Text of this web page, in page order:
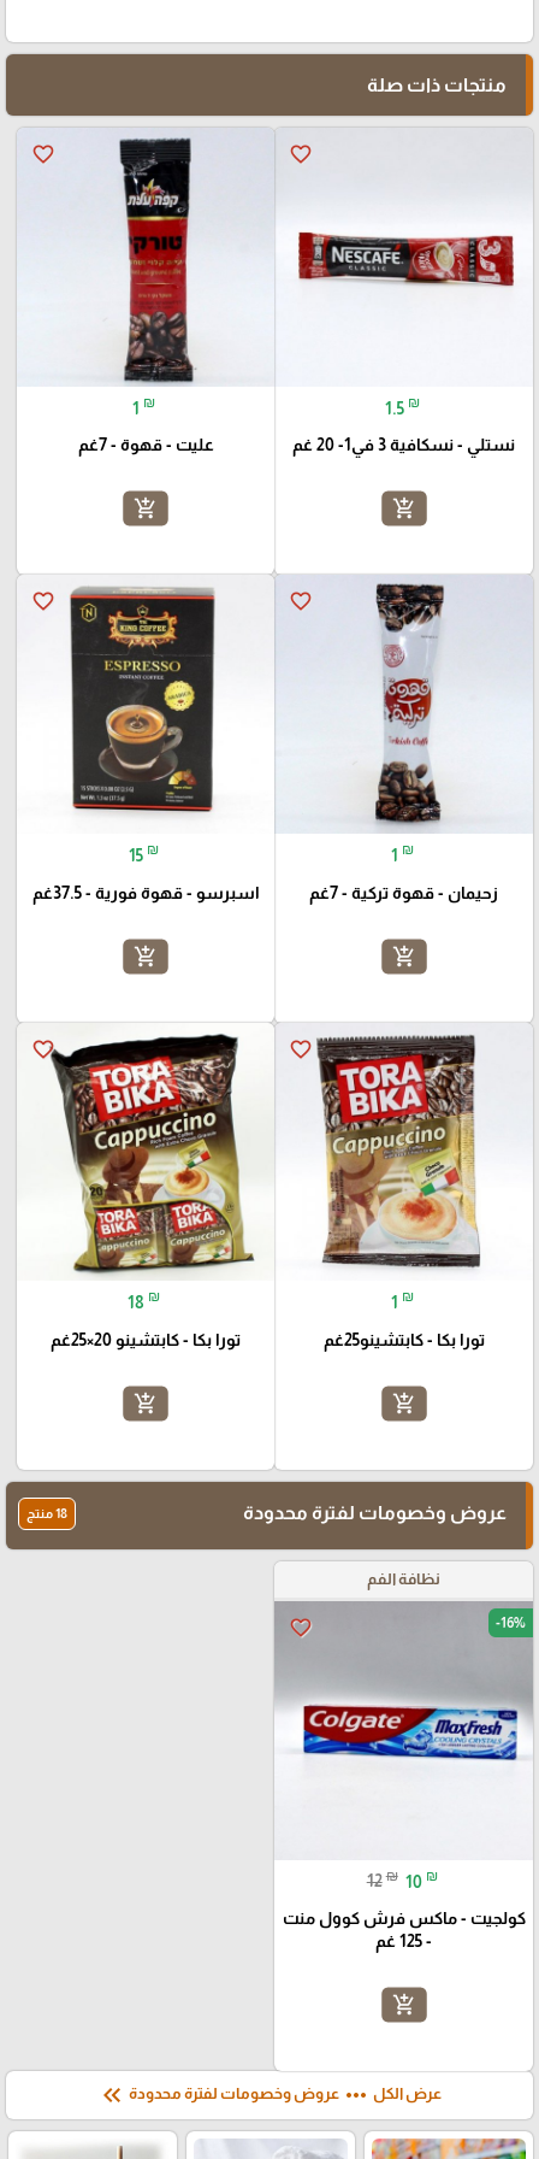
منتجات ذات صلة
favorite_border
1.5 ₪
نستلي - نسكافية 3 في1- 20 غم
add_shopping_cart
favorite_border
1 ₪
عليت - قهوة - 7غم
add_shopping_cart
favorite_border
1 ₪
زحيمان - قهوة تركية - 7غم
add_shopping_cart
favorite_border
15 ₪
اسبرسو - قهوة فورية - 37.5غم
add_shopping_cart
favorite_border
1 ₪
تورا بكا - كابتشينو25غم
add_shopping_cart
favorite_border
18 ₪
تورا بكا - كابتشينو 20×25غم
add_shopping_cart
عروض وخصومات لفترة محدودة 18 منتج
نظافة الفم
favorite_border -16%
12 ₪ 10 ₪
كولجيت - ماكس فرش كوول منت
- 125 غم
add_shopping_cart
عرض الكل more_horiz عروض وخصومات لفترة محدودة keyboard_double_arrow_left